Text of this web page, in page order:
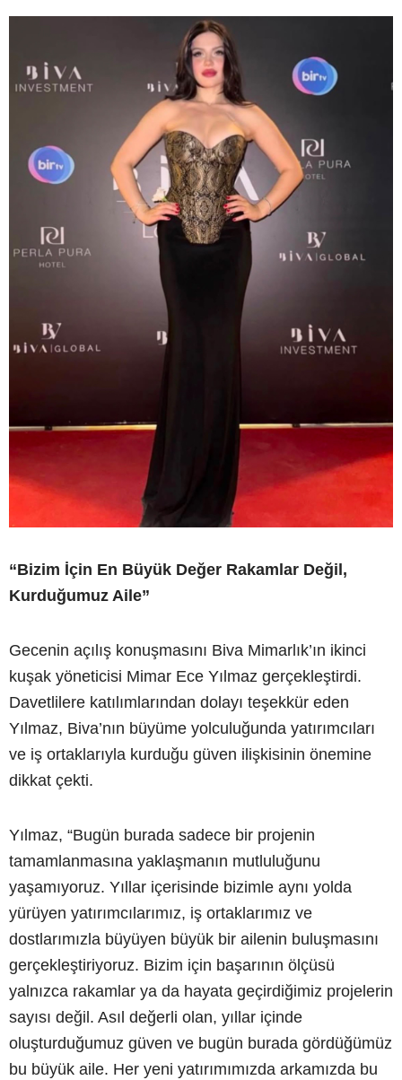
“Bizim İçin En Büyük Değer Rakamlar Değil,
Kurduğumuz Aile”
Gecenin açılış konuşmasını Biva Mimarlık’ın ikinci
kuşak yöneticisi Mimar Ece Yılmaz gerçekleştirdi.
Davetlilere katılımlarından dolayı teşekkür eden
Yılmaz, Biva’nın büyüme yolculuğunda yatırımcıları
ve iş ortaklarıyla kurduğu güven ilişkisinin önemine
dikkat çekti.
Yılmaz, “Bugün burada sadece bir projenin
tamamlanmasına yaklaşmanın mutluluğunu
yaşamıyoruz. Yıllar içerisinde bizimle aynı yolda
yürüyen yatırımcılarımız, iş ortaklarımız ve
dostlarımızla büyüyen büyük bir ailenin buluşmasını
gerçekleştiriyoruz. Bizim için başarının ölçüsü
yalnızca rakamlar ya da hayata geçirdiğimiz projelerin
sayısı değil. Asıl değerli olan, yıllar içinde
oluşturduğumuz güven ve bugün burada gördüğümüz
bu büyük aile. Her yeni yatırımımızda arkamızda bu